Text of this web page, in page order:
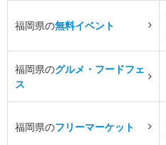
福岡県の無料イベント
福岡県のグルメ・フードフェ
ス
福岡県のフリーマーケット